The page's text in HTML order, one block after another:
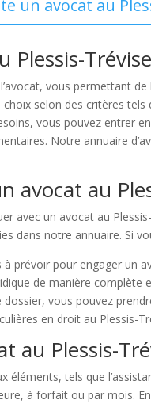
un avocat au
vous permettant
selon des critères tels
vous pouvez entrer
Notre annuaire
avocat au
avec un avocat au
dans notre annuaire. Si
prévoir pour engager un
de manière
vous pouvez
en droit au Plessis-
au Plessis-
tels que
à forfait ou par mois.